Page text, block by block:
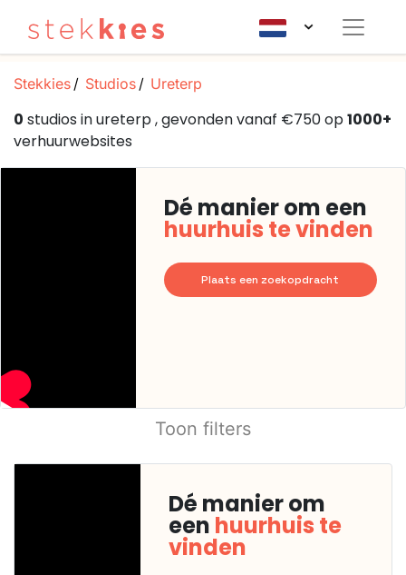
Stekkies Studios Ureterp
0 studios in ureterp , gevonden vanaf €750 op1000+
verhuurwebsites
Dé manier om een
huurhuis te vinden
Plaats een zoekopdracht
Toon filters
Dé manier om
een huurhuis te
vinden